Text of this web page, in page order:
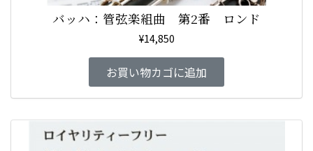
バッハ：管弦楽組曲 第2番 ロンド
¥14,850
お買い物カゴに追加